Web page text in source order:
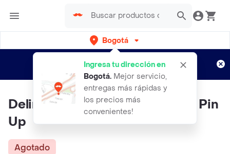
Bogotá
Ingresa tu dirección en
Bogotá. Mejor servicio,
entregas más rápidas y
los precios más
convenientes!
envíos gratis por semanas
Aplican TyC
Delineador En Plumon TRENDY Pin
Up
Agotado